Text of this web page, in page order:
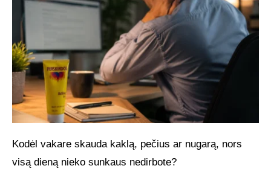
Kodėl vakare skauda kaklą, pečius ar nugarą, nors
visą dieną nieko sunkaus nedirbote?